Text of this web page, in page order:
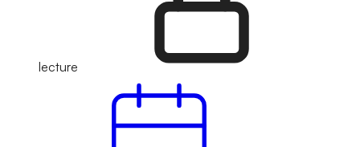
lecture